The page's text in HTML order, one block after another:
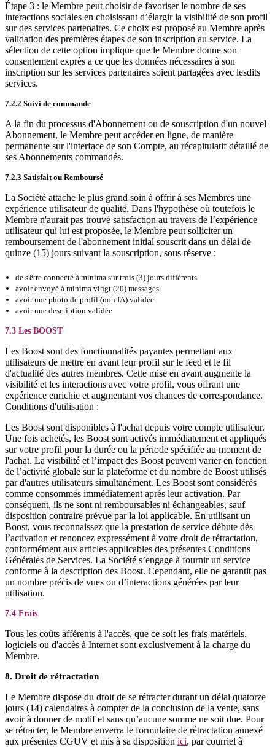
Étape 3 : le Membre peut choisir de favoriser le nombre de ses
interactions sociales en choisissant d’élargir la visibilité de son profil
sur des services partenaires. Ce choix est proposé au Membre après
validation des premières étapes de son inscription au service. La
sélection de cette option implique que le Membre donne son
consentement exprès a ce que les données nécessaires à son
inscription sur les services partenaires soient partagées avec lesdits
services.
7.2.2 Suivi de commande
A la fin du processus d'Abonnement ou de souscription d'un nouvel
Abonnement, le Membre peut accéder en ligne, de manière
permanente sur l'interface de son Compte, au récapitulatif détaillé de
ses Abonnements commandés.
7.2.3 Satisfait ou Remboursé
La Société attache le plus grand soin à offrir à ses Membres une
expérience utilisateur de qualité. Dans l'hypothèse où toutefois le
Membre n'aurait pas trouvé satisfaction au travers de l’expérience
utilisateur qui lui est proposée, le Membre peut solliciter un
remboursement de l'abonnement initial souscrit dans un délai de
quinze (15) jours suivant la souscription, sous réserve :
de s'être connecté à minima sur trois (3) jours différents
avoir envoyé à minima vingt (20) messages
avoir une photo de profil (non IA) validée
avoir une description validée
7.3 Les BOOST
Les Boost sont des fonctionnalités payantes permettant aux
utilisateurs de mettre en avant leur profil sur le feed et le fil
d'actualité des autres membres. Cette mise en avant augmente la
visibilité et les interactions avec votre profil, vous offrant une
expérience enrichie et augmentant vos chances de correspondance.
Conditions d'utilisation :
Les Boost sont disponibles à l'achat depuis votre compte utilisateur.
Une fois achetés, les Boost sont activés immédiatement et appliqués
sur votre profil pour la durée ou la période spécifiée au moment de
l'achat. La visibilité et l’impact des Boost peuvent varier en fonction
de l’activité globale sur la plateforme et du nombre de Boost utilisés
par d'autres utilisateurs simultanément. Les Boost sont considérés
comme consommés immédiatement après leur activation. Par
conséquent, ils ne sont ni remboursables ni échangeables, sauf
disposition contraire prévue par la loi applicable. En utilisant un
Boost, vous reconnaissez que la prestation de service débute dès
l’activation et renoncez expressément à votre droit de rétractation,
conformément aux articles applicables des présentes Conditions
Générales de Services. La Société s’engage à fournir un service
conforme à la description des Boost. Cependant, elle ne garantit pas
un nombre précis de vues ou d’interactions générées par leur
utilisation.
7.4 Frais
Tous les coûts afférents à l'accès, que ce soit les frais matériels,
logiciels ou d'accès à Internet sont exclusivement à la charge du
Membre.
8. Droit de rétractation
Le Membre dispose du droit de se rétracter durant un délai quatorze
jours (14) calendaires à compter de la conclusion de la vente, sans
avoir à donner de motif et sans qu’aucune somme ne soit due. Pour
se rétracter, le Membre enverra le formulaire de rétractation annexé
aux présentes CGUV et mis à sa disposition ici, par courriel à